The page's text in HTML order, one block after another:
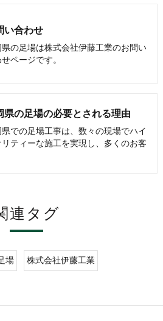
い合わせ
の足場は株式会社伊藤工業のお問い
ページです。
県の足場の必要とされる理由
での足場工事は、数々の現場でハイ
ティーな施工を実現し、多くのお客
連タグ
場 株式会社伊藤工業